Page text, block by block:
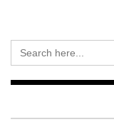
Search
for: